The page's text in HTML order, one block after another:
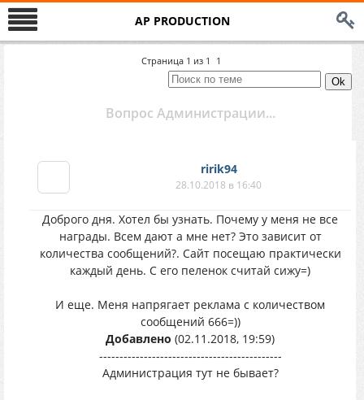
AP PRODUCTION
Страница 1 из 1 1
Вопрос Администрации...
ririk94
28.10.2018 в 16:40
Доброго дня. Хотел бы узнать. Почему у меня не все
награды. Всем дают а мне нет? Это зависит от
количества сообщений?. Сайт посещаю практически
каждый день. С его пеленок считай сижу=)
И еще. Меня напрягает реклама с количеством
сообщений 666=))
Добавлено (02.11.2018, 19:59)
---------------------------------------------
Администрация тут не бывает?